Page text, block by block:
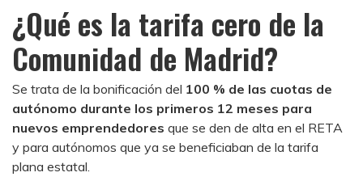
¿Qué es la tarifa cero de la
Comunidad de Madrid?
Se trata de la bonificación del 100 % de las cuotas de
autónomo durante los primeros 12 meses para
nuevos emprendedores que se den de alta en el RETA
y para autónomos que ya se beneficiaban de la tarifa
plana estatal.